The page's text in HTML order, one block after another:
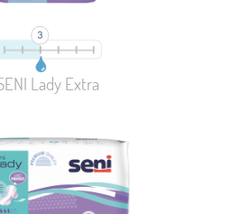
Lady Extra